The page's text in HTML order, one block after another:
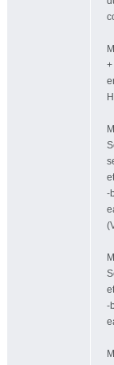
-
-